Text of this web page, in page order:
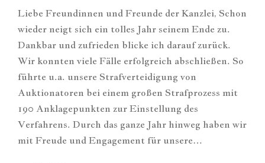
Liebe Freundinnen und Freunde der Kanzlei, Schon
wieder neigt sich ein tolles Jahr seinem Ende zu.
Dankbar und zufrieden blicke ich darauf zurück.
Wir konnten viele Fälle erfolgreich abschließen. So
führte u.a. unsere Strafverteidigung von
Auktionatoren bei einem großen Strafprozess mit
190 Anklagepunkten zur Einstellung des
Verfahrens. Durch das ganze Jahr hinweg haben wir
mit Freude und Engagement für unsere…